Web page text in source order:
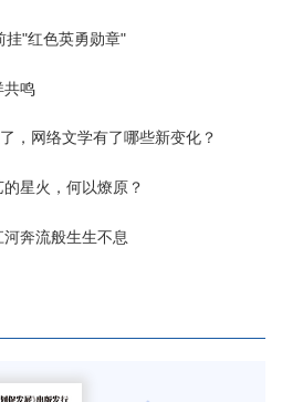
挂"红色英勇勋章"
共鸣
，网络文学有了哪些新变化？
星火，何以燎原？
奔流般生生不息